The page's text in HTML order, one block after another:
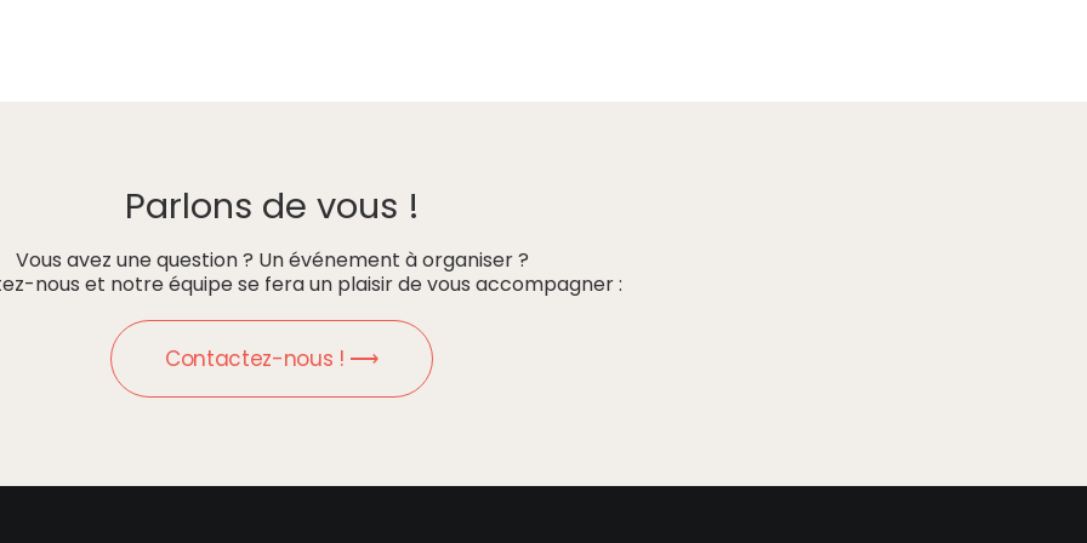
Parlons de vous !
Vous avez une question ? Un événement à organiser ?
nous et notre équipe se fera un plaisir de vous accompagner :
Contactez-nous ! ⟶